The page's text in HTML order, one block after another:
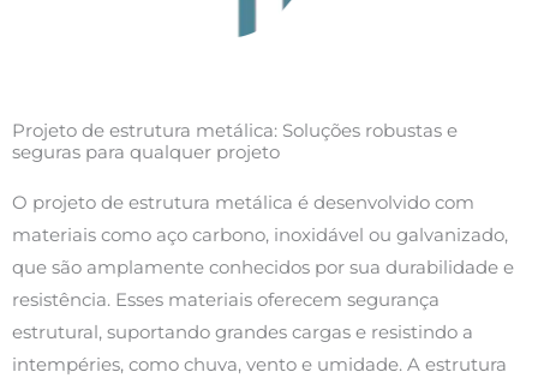
Projeto de estrutura metálica: Soluções robustas e
seguras para qualquer projeto
O projeto de estrutura metálica é desenvolvido com
materiais como aço carbono, inoxidável ou galvanizado,
que são amplamente conhecidos por sua durabilidade e
resistência. Esses materiais oferecem segurança
estrutural, suportando grandes cargas e resistindo a
intempéries, como chuva, vento e umidade. A estrutura